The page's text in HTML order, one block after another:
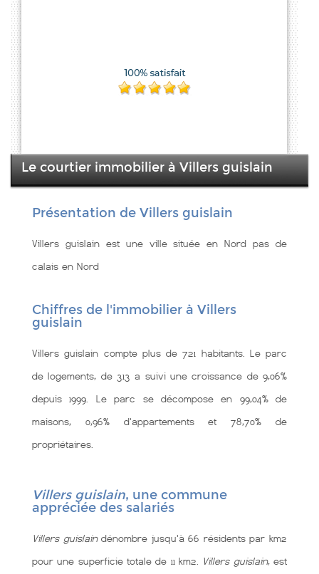
Le courtier immobilier à Villers guislain
Présentation de Villers guislain
Villers guislain est une ville située en Nord pas de
calais en Nord
Chiffres de l'immobilier à Villers
guislain
Villers guislain compte plus de 721 habitants. Le parc
de logements, de 313 a suivi une croissance de 9,06%
depuis 1999. Le parc se décompose en 99,04% de
maisons, 0,96% d'appartements et 78,70% de
propriétaires.
Villers guislain, une commune
appréciée des salariés
Villers guislaindénombre jusqu'à 66 résidents par km2
pour une superficie totale de 11 km2.
Villers guislain, est